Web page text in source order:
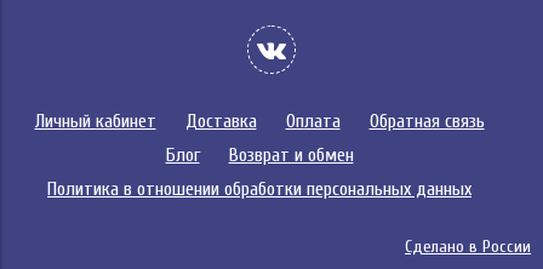
Личный кабинет Доставка Оплата
Обратная связь
Блог
Возврат и обмен
Политика в отношении обработки персональных данных
Сделано в России